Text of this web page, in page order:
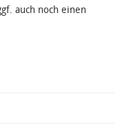
auch noch einen